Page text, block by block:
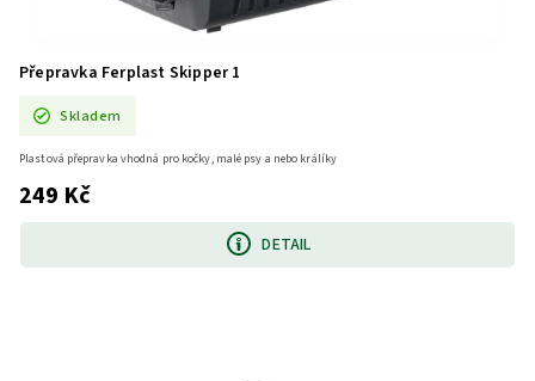
Přepravka Ferplast Skipper 1
Skladem
249 Kč
DETAIL
Plastová přepravka vhodná pro kočky, malé psy a nebo králíky